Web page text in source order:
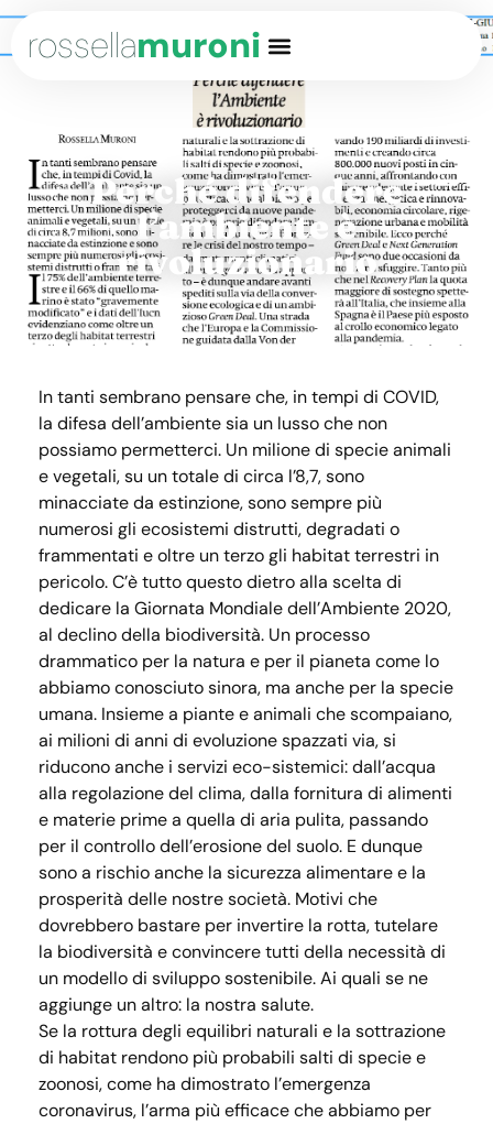
rossellamuroni
Perché difendere
l’ambiente è
rivoluzionario
In tanti sembrano pensare che, in tempi di COVID,
la difesa dell’ambiente sia un lusso che non
possiamo permetterci. Un milione di specie animali
e vegetali, su un totale di circa l’8,7, sono
minacciate da estinzione, sono sempre più
numerosi gli ecosistemi distrutti, degradati o
frammentati e oltre un terzo gli habitat terrestri in
pericolo. C’è tutto questo dietro alla scelta di
dedicare la Giornata Mondiale dell’Ambiente 2020,
al declino della biodiversità. Un processo
drammatico per la natura e per il pianeta come lo
abbiamo conosciuto sinora, ma anche per la specie
umana. Insieme a piante e animali che scompaiano,
ai milioni di anni di evoluzione spazzati via, si
riducono anche i servizi eco-sistemici: dall’acqua
alla regolazione del clima, dalla fornitura di alimenti
e materie prime a quella di aria pulita, passando
per il controllo dell’erosione del suolo. E dunque
sono a rischio anche la sicurezza alimentare e la
prosperità delle nostre società. Motivi che
dovrebbero bastare per invertire la rotta, tutelare
la biodiversità e convincere tutti della necessità di
un modello di sviluppo sostenibile. Ai quali se ne
aggiunge un altro: la nostra salute.
Se la rottura degli equilibri naturali e la sottrazione
di habitat rendono più probabili salti di specie e
zoonosi, come ha dimostrato l’emergenza
coronavirus, l’arma più efficace che abbiamo per